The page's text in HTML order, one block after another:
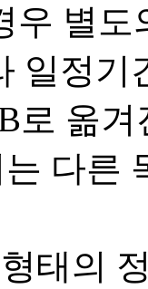
우 별
일정
로 옮
다른
태의